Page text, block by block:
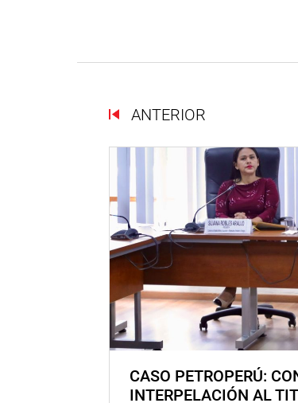
ANTERIOR
CASO PETROPERÚ:
INTERPELACIÓN AL